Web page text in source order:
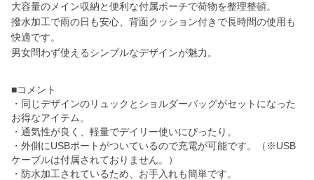
大容量のメイン収納と便利な付属ポーチで荷物を整理整頓。
撥水加工で雨の日も安心、背面クッション付きで長時間の使用も
快適です。
男女問わず使えるシンプルなデザインが魅力。
■コメント
・同じデザインのリュックとショルダーバッグがセットになった
お得なアイテム。
・通気性が良く、軽量でデイリー使いにぴったり。
・外側にUSBポートがついているので充電が可能です。（※USB
ケーブルは付属されておりません。）
・防水加工されているため、お手入れも簡単です。